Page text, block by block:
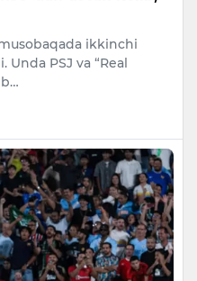
ikkinchi
Unda PSJ va “Real